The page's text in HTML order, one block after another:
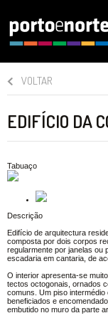
VOLTAR
EDIFÍCIO DA
Tabuaço
Descrição
Edifício de arquitectura
composta por dois corpos
regularmente por janelas ou
escadaria em cantaria, de
O interior apresenta-se
tectos octogonais, ornados
comuns. Um piso
beneficiados e
embutido no muro da parte